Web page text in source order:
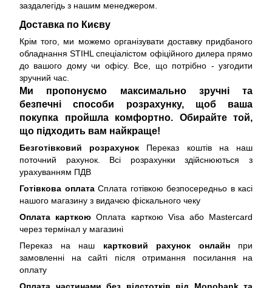
заздалегідь з нашим менеджером.
Доставка по Києву
Крім того, ми можемо організувати доставку придбаного
обладнання STIHL спеціалістом офіційного дилера прямо
до вашого дому чи офісу. Все, що потрібно - узгодити
зручний час.
Ми пропонуємо максимально зручні та
безпечні способи розрахунку, щоб ваша
покупка пройшла комфортно. Обирайте той,
що підходить вам найкраще!
Безготівковий розрахунок Переказ коштів на наш
поточний рахунок. Всі розрахунки здійснюються з
урахуванням ПДВ
Готівкова оплатаСплата готівкою безпосередньо в касі
нашого магазину з видачєю фіскального чеку
Оплата карткою Оплата карткою Visa або Mastercard
через термінал у магазині
Переказ на наш картковий рахунок онлайнпри
замовленні на сайті після отримання посилання на
оплату